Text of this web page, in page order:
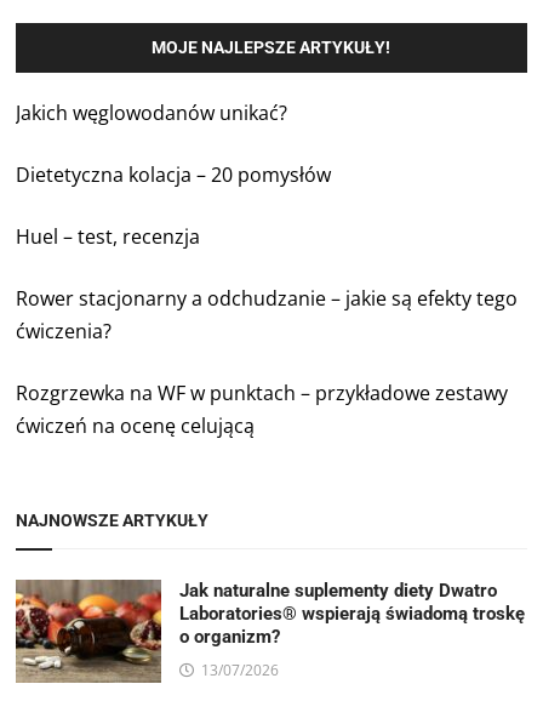
MOJE NAJLEPSZE ARTYKUŁY!
Jakich węglowodanów unikać?
Dietetyczna kolacja – 20 pomysłów
Huel – test, recenzja
Rower stacjonarny a odchudzanie – jakie są efekty tego
ćwiczenia?
Rozgrzewka na WF w punktach – przykładowe zestawy
ćwiczeń na ocenę celującą
NAJNOWSZE ARTYKUŁY
Jak naturalne suplementy diety Dwatro
Laboratories® wspierają świadomą troskę
o organizm?
13/07/2026